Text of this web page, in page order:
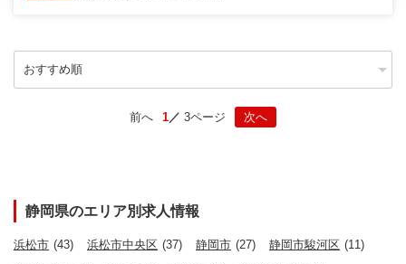
前へ 1 3ページ 次へ
静岡県のエリア別求人情報
浜松市 (43) 浜松市中央区 (37) 静岡市 (27) 静岡市駿河区 (11)